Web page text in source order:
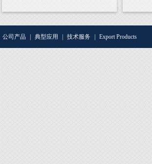
公司产品 典型应用 技术服务 Export Products